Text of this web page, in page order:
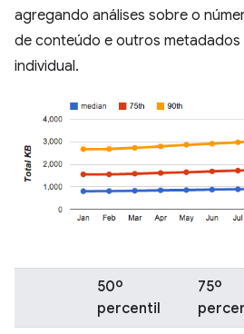
agregando análises sobre o
de conteúdo e outros
individual.
50º
percentil
75º